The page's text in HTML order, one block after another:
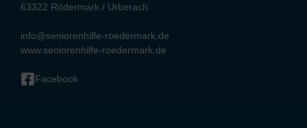
63322 Rödermark / Urberach
info@seniorenhilfe-roedermark.de
www.seniorenhilfe-roedermark.de
Facebook